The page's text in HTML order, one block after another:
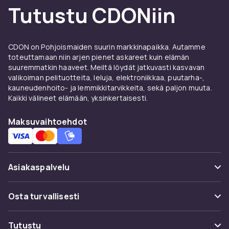
työpaikalle, messuille tai julkiseen tilaan?
Valikoimastamme löytyy TV-telineitä ja -
tuumaisista näytöistä suurempiin 85-
tuumaisiin malleihin. Etsi oikeat VESA-mitat,
painokapasiteetti ja säädettävyys – ja löydät
oikean heti.
Yhdistä muihin
lisävarusteisiin
Jotta saat kaiken irti asennuksestasi, voit
yhdistää TV-telineen tai -jalustan
kaapelinhallintaan, äänentoistojärjestelmiin ja
älykkäisiin kaukosäätimiin. Kokonaisratkaisu
parantaa sekä kokemusta että vaikutelmaa –
Tutustu CDONiin
CDON on Pohjoismaiden suurin markkinapaikka. Autamme
toteuttamaan niin arjen pienet askareet kuin elämän
suuremmatkin haaveet. Meiltä löydät jatkuvasti kasvavan
valikoiman pelituotteita, leluja, elektroniikkaa, puutarha-,
kauneudenhoito- ja lemmikkitarvikkeita, sekä paljon muuta.
Kaikki välineet elämään, yksinkertaisesti.
Maksuvaihtoehdot
Asiakaspalvelu
Usein kysyttyä (UKK)
Seuraa pakettia
Osta turvallisesti
Maksuvaihtoehdot
Tutustu